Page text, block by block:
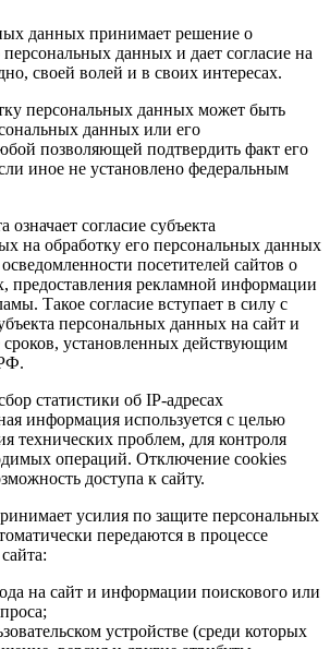
данных принимает решение о
данных и дает согласие на
своей волей и в своих интересах.
персональных данных может быть
данных или его
позволяющей подтвердить факт его
иное не установлено федеральным
означает согласие субъекта
на обработку его персональных данных
посетителей сайтов о
предоставления рекламной информации
Такое согласие вступает в силу с
персональных данных на сайт и
сроков, установленных действующим
статистики об IP-адресах
информация используется с целью
технических проблем, для контроля
операций. Отключение cookies
доступа к сайту.
усилия по защите персональных
передаются в процессе
на сайт и информации поискового или
устройстве (среди которых